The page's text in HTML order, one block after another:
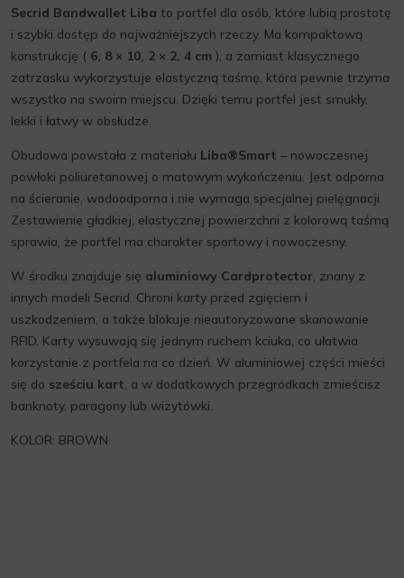
Secrid Bandwallet Liba to portfel dla osób, które lubią prostotę
i szybki dostęp do najważniejszych rzeczy. Ma kompaktową
konstrukcję ( 6, 8 × 10, 2 × 2, 4 cm ), a zamiast klasycznego
zatrzasku wykorzystuje elastyczną taśmę, która pewnie trzyma
wszystko na swoim miejscu. Dzięki temu portfel jest smukły,
lekki i łatwy w obsłudze.
Obudowa powstała z materiału Liba®Smart – nowoczesnej
powłoki poliuretanowej o matowym wykończeniu. Jest odporna
na ścieranie, wodoodporna i nie wymaga specjalnej pielęgnacji.
Zestawienie gładkiej, elastycznej powierzchni z kolorową taśmą
sprawia, że portfel ma charakter sportowy i nowoczesny.
W środku znajduje się aluminiowy Cardprotector, znany z
innych modeli Secrid. Chroni karty przed zgięciem i
uszkodzeniem, a także blokuje nieautoryzowane skanowanie
RFID. Karty wysuwają się jednym ruchem kciuka, co ułatwia
korzystanie z portfela na co dzień. W aluminiowej części mieści
się do sześciu kart, a w dodatkowych przegródkach zmieścisz
banknoty, paragony lub wizytówki.
KOLOR: BROWN